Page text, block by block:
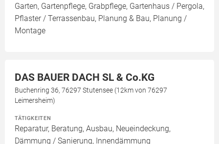
Garten, Gartenpflege, Grabpflege, Gartenhaus / Pergola,
Pflaster / Terrassenbau, Planung & Bau, Planung /
Montage
DAS BAUER DACH SL & Co.KG
Buchenring 36, 76297 Stutensee (12km von 76297
Leimersheim)
TÄTIGKEITEN
Reparatur, Beratung, Ausbau, Neueindeckung,
Dämmung / Sanierung, Innendämmung